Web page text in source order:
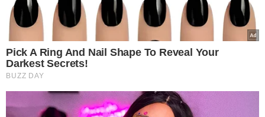
Neymar rebate críticas de Piovani: ''Só fala merda''